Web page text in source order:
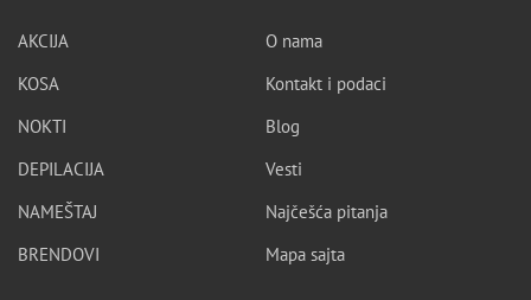
AKCIJA
KOSA
NOKTI
DEPILACIJA
NAMEŠTAJ
BRENDOVI
O nama
Kontakt i podaci
Blog
Vesti
Najčešća pitanja
Mapa sajta